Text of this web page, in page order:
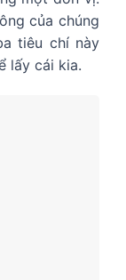
của chúng
tiêu chí này
lấy cái kia.